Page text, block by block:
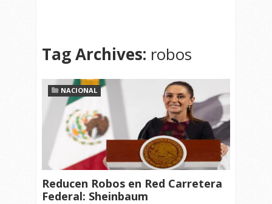
Tag Archives: robos
NACIONAL
Reducen Robos en Red Carretera
Federal: Sheinbaum